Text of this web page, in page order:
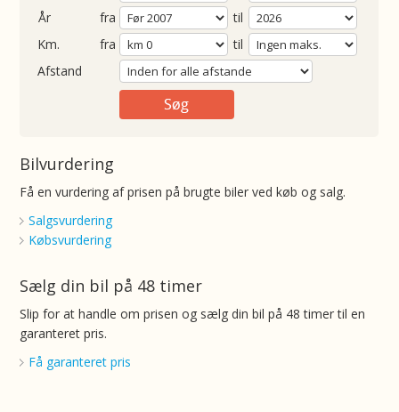
fra
til
fra
til
Afstand
Bilvurdering
Få en vurdering af prisen på brugte biler ved køb og salg.
Salgsvurdering
Købsvurdering
Sælg din bil på 48 timer
Slip for at handle om prisen og sælg din bil på 48 timer til en
garanteret pris.
Få garanteret pris